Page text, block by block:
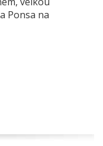
Ponsa na